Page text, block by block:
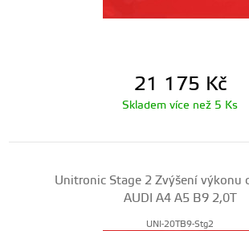
21 175 Kč
Skladem více než 5 Ks
Unitronic Stage 2 Zvýšení výkonu
AUDI A4 A5 B9 2,0T
UNI-20TB9-Stg2